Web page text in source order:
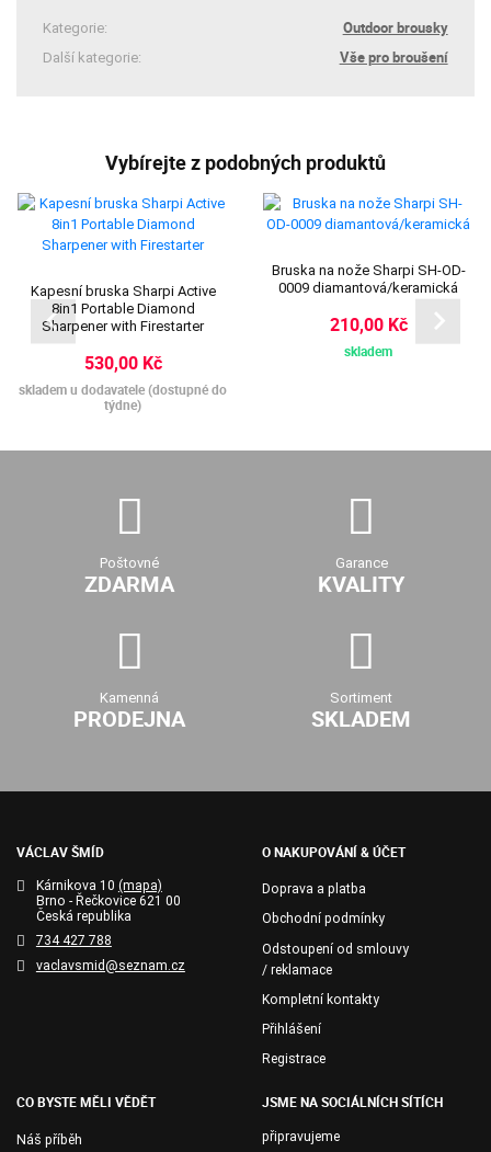
Kategorie: Outdoor brousky
Další kategorie: Vše pro broušení
Vybírejte z podobných produktů
Kapesní bruska Sharpi Active
8in1 Portable Diamond
Sharpener with Firestarter
530,00 Kč
skladem u dodavatele (dostupné do
týdne)
Bruska na nože Sharpi SH-OD-
0009 diamantová/keramická
210,00 Kč
skladem
Poštovné
ZDARMA
Garance
KVALITY
Kamenná
PRODEJNA
Sortiment
SKLADEM
VÁCLAV ŠMÍD
Kárnikova 10 (mapa)
Brno - Řečkovice 621 00
Česká republika
734 427 788
vaclavsmid@seznam.cz
O NAKUPOVÁNÍ & ÚČET
Doprava a platba
Obchodní podmínky
Odstoupení od smlouvy
/ reklamace
Kompletní kontakty
Přihlášení
Registrace
CO BYSTE MĚLI VĚDĚT
Náš příběh
JSME NA SOCIÁLNÍCH SÍTÍCH
připravujeme